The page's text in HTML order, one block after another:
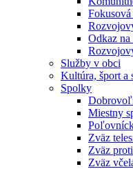
Odkaz na
Služby v obci
Kultúra, šport a
Spolky
Miestny
Zväz
Zväz
Zväz